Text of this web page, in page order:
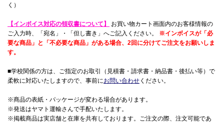
く）
【インボイス対応の領収書について】
お買い物カート画面内のお客様情報の
ご入力時、「宛名」・「但し書き」へご記入ください。 ※インボイスが「必
要な商品」と「不必要な商品」がある場合、2回に分けてご注文をお願いしま
す。
■学校関係の方は、ご指定のお取引（見積書・請求書・納品書・後払い等）で
柔軟に対応いたしますので、事前にお問い合わせ ください。
※商品の表紙・パッケージが変わる場合があります。
※発送はヤマト運輸さんで手配いたします。
※掲載商品は実店舗と在庫を共有しております。ご注文の際、注文可能であ